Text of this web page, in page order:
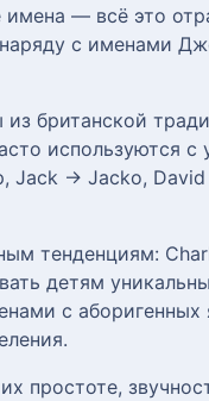
— всё это
с именами
британской
используются
Jack → Jacko,
тенденциям:
детям
с
простоте,